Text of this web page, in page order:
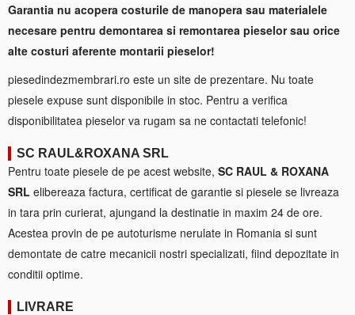
Garantia nu acopera costurile de manopera sau materialele
necesare pentru demontarea si remontarea pieselor sau orice
alte costuri aferente montarii pieselor!
piesedindezmembrari.ro este un site de prezentare. Nu toate
piesele expuse sunt disponibile in stoc. Pentru a verifica
disponibilitatea pieselor va rugam sa ne contactati telefonic!
SC RAUL&ROXANA SRL
Pentru toate piesele de pe acest website, SC RAUL & ROXANA
SRL elibereaza factura, certificat de garantie si piesele se livreaza
in tara prin curierat, ajungand la destinatie in maxim 24 de ore.
Acestea provin de pe autoturisme nerulate in Romania si sunt
demontate de catre mecanicii nostri specializati, fiind depozitate in
conditii optime.
LIVRARE